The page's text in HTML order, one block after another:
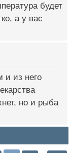
будет
а у вас
и из него
но и рыба